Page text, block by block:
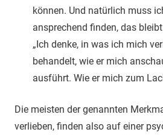
können. Und natürlich muss
ansprechend finden, das
„Ich denke, in was ich mich
behandelt, wie er mich
ausführt. Wie er mich zum
Die meisten der genannten
verlieben, finden also auf einer